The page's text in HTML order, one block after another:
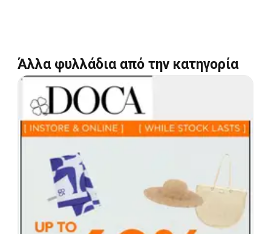
Άλλα φυλλάδια από την κατηγορία